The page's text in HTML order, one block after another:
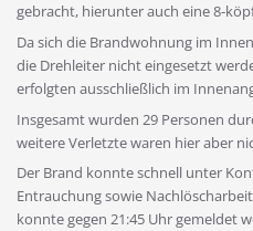
gebracht, hierunter auch eine 8-
Da sich die Brandwohnung im
die Drehleiter nicht eingesetzt
erfolgten ausschließlich im
Insgesamt wurden 29 Personen
weitere Verletzte waren hier aber
Der Brand konnte schnell unter
Entrauchung sowie
konnte gegen 21:45 Uhr gemeldet